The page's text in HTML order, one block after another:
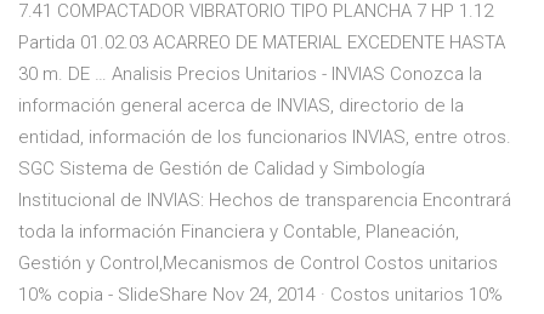
7.41 COMPACTADOR VIBRATORIO TIPO PLANCHA 7 HP 1.12
Partida 01.02.03 ACARREO DE MATERIAL EXCEDENTE HASTA
30 m. DE … Analisis Precios Unitarios - INVIAS Conozca la
información general acerca de INVIAS, directorio de la
entidad, información de los funcionarios INVIAS, entre otros.
SGC Sistema de Gestión de Calidad y Simbología
Institucional de INVIAS: Hechos de transparencia Encontrará
toda la información Financiera y Contable, Planeación,
Gestión y Control,Mecanismos de Control Costos unitarios
10% copia - SlideShare Nov 24, 2014 · Costos unitarios 10%